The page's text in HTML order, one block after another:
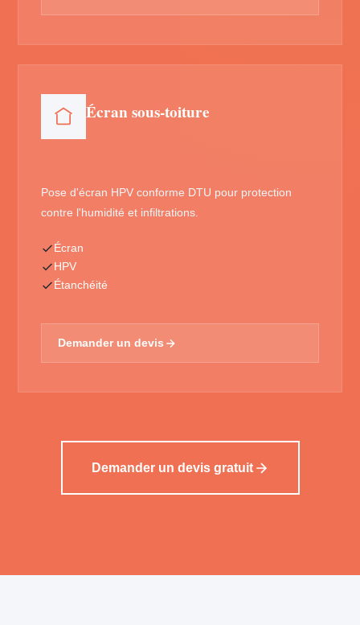
Écran sous-toiture
Pose d'écran HPV conforme DTU pour protection
contre l'humidité et infiltrations.
Écran
HPV
Étanchéité
Demander un devis
Demander un devis gratuit